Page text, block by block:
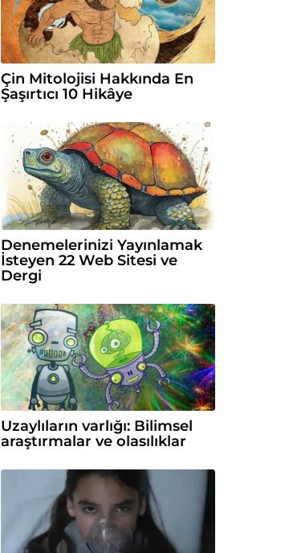
Çin Mitolojisi Hakkında En
Şaşırtıcı 10 Hikâye
Denemelerinizi Yayınlamak
İsteyen 22 Web Sitesi ve
Dergi
Uzaylıların varlığı: Bilimsel
araştırmalar ve olasılıklar